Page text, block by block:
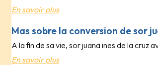
En savoir plus
Mas sobre la conversion de sor
A la fin de sa vie, sor juana ines de la cruz
En savoir plus